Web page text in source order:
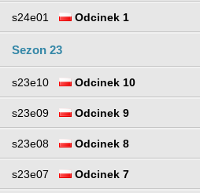
s24e01 Odcinek 1
Sezon 23
s23e10 Odcinek 10
s23e09 Odcinek 9
s23e08 Odcinek 8
s23e07 Odcinek 7